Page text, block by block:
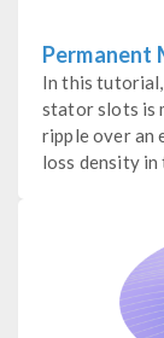
Permanent
In this
stator slots is
ripple over an
loss density